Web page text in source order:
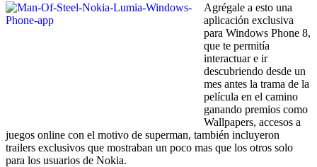
Agrégale a esto una
aplicación exclusiva
para Windows Phone 8,
que te permitía
interactuar e ir
descubriendo desde un
mes antes la trama de la
película en el camino
ganando premios como
Wallpapers, accesos a
juegos online con el motivo de superman, también incluyeron
trailers exclusivos que mostraban un poco mas que los otros solo
para los usuarios de Nokia.